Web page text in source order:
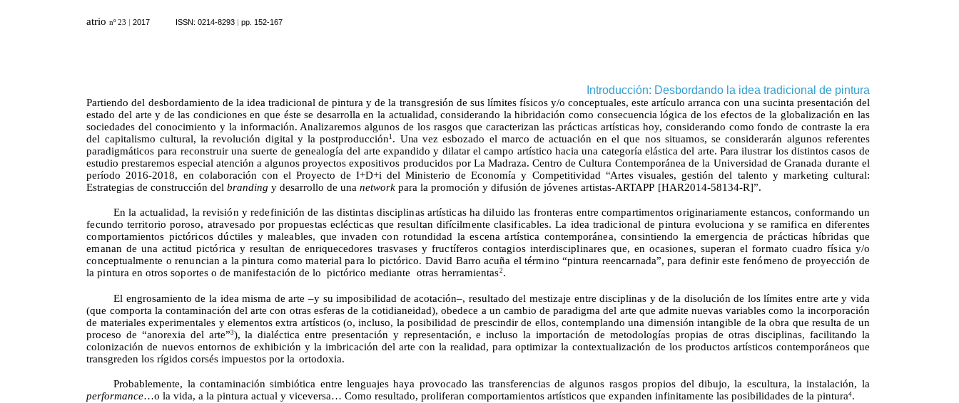
atrionº23 |2017 ISSN: 0214-8293 |pp. 152-167
Introducción: Desbordando la idea tradicional de pintura
Partiendo del desbordamiento de la idea tradicional de pintura y de la transgresión de sus límites físicos y/o conceptuales, este artículo arranca con una sucinta presentación del
estado del arte y de las condiciones en que éste se desarrolla en la actualidad, considerando la hibridación como consecuencia lógica de los efectos de la globalización en las
sociedades del conocimiento y la información. Analizaremos algunos de los rasgos que caracterizan las prácticas artísticas hoy, considerando como fondo de contraste la era
del capitalismo cultural, la revolución digital y la postproducción 1 . Unavez esbozado el marco de actuación en el que nos situamos, se considerarán algunos referentes
paradigmáticos para reconstruir una suerte de genealogía del arte expandido y dilatar el campo artístico hacia una categoría elástica del arte. Para ilustrar los distintos casos de
estudio prestaremos especial atención a algunos proyectos expositivos producidos por La Madraza. Centro de Cultura Contemporánea de la Universidad de Granada durante el
período 2016-2018, en colaboración con el Proyecto de I+D+i del Ministerio de Economía y Competitividad “Artesvisuales, gestión del talento y marketing cultural:
Estrategias de construcción delbrandingy desarrollo de unanetwork para la promoción y difusión de jóvenes artistas-ARTAPP [HAR2014-58134-R]”.
En la actualidad, larevisión yredefiniciónde las distintas disciplinas artísticashadiluidolas fronteras entrecompartimentos originariamente estancos, conformando un
fecundo territorio poroso, atravesado porpropuestas eclécticas queresultan difícilmente clasificables.La idea tradicionaldepintura evoluciona y seramifica endiferentes
comportamientos pictóricos dúctiles ymaleables, queinvadenconrotundidad laescena artística contemporánea, consintiendo laemergencia deprácticas híbridas que
emanan de una actitud pictórica y resultan de enriquecedores trasvasesyfructíferos contagios interdisciplinares que, en ocasiones, superanelformato cuadro física y/o
conceptualmente orenunciana lapintura como material paralo pictórico. David Barro acuña eltérmino“pintura reencarnada”,para definirestefenómenode proyección de
lapintura en otros soportes o de manifestación de lo pictórico mediante otras herramientas2 .
El engrosamiento de la idea misma de arte –y su imposibilidad de acotación–, resultado del mestizaje entre disciplinas y de la disolución de los límites entre arte y vida
(que comporta la contaminación del arte con otras esferas de la cotidianeidad), obedece a un cambio de paradigma del arte que admite nuevas variables como la incorporación
de materiales experimentales y elementos extra artísticos (o, incluso, la posibilidad de prescindir de ellos, contemplando una dimensión intangible de la obra que resulta de un
proceso de “anorexia del arte”3), la dialéctica entre presentación y representación, e incluso la importación de metodologías propias de otras disciplinas, facilitando la
colonización de nuevos entornos de exhibición y la imbricación del arte con la realidad, para optimizar la contextualización de los productos artísticos contemporáneos que
transgreden los rígidos corsés impuestos por la ortodoxia.
Probablemente, la contaminación simbiótica entre lenguajes haya provocado las transferencias de algunos rasgos propios del dibujo, la escultura, la instalación, la
performance…o la vida, a la pintura actual y viceversa… Como resultado, proliferan comportamientos artísticos que expanden infinitamente las posibilidades de la pintura4.